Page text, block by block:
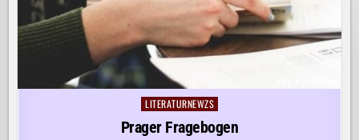
Posted
LITERATURNEWZS
Prager Fragebogen